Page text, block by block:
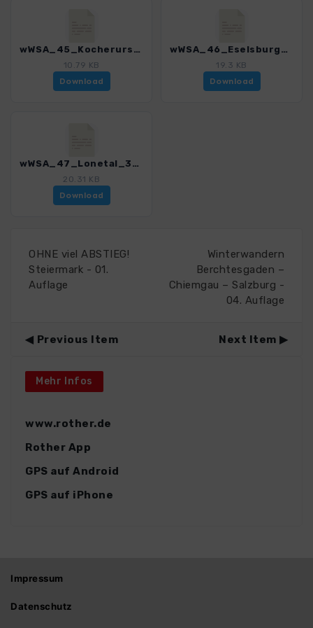
wWSA_45_Kocherursprung_3295_1.gpx
10.79 KB
Download
wWSA_46_Eselsburger_Tal_3295_1.gpx
19.3 KB
Download
wWSA_47_Lonetal_3295_1.gpx
20.31 KB
Download
OHNE viel ABSTIEG!
Steiermark - 01.
Auflage
Winterwandern
Berchtesgaden –
Chiemgau – Salzburg -
04. Auflage
Previous Item Next Item
Mehr Infos
www.rother.de
Rother App
GPS auf Android
GPS auf iPhone
Impressum
Datenschutz